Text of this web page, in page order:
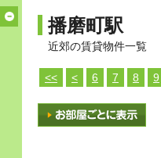
播磨町駅
近郊の賃貸物件一覧
<< < 6 7 8 9